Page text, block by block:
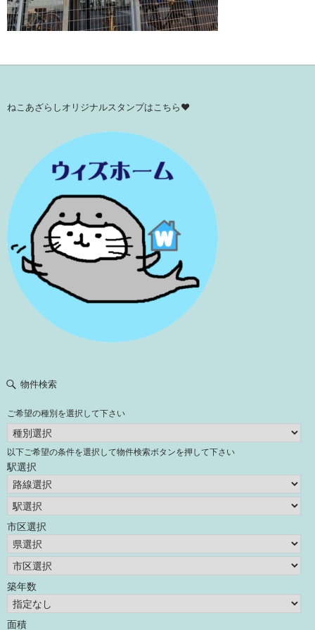
ねこあざらしオリジナルスタンプはこちら♥
物件検索
ご希望の種別を選択して下さい
以下ご希望の条件を選択して物件検索ボタンを押して下さい
駅選択
市区選択
築年数
面積